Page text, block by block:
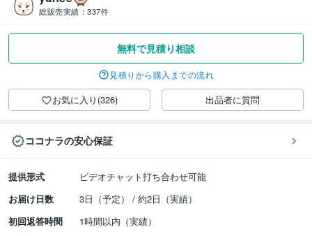
総販売実績： 337件
無料で見積り相談
見積りから購入までの流れ
お気に入り(326) 出品者に質問
ココナラの安心保証
提供形式
ビデオチャット打ち合わせ可能
お届け日数
3日（予定） / 約2日（実績）
初回返答時間
1時間以内（実績）